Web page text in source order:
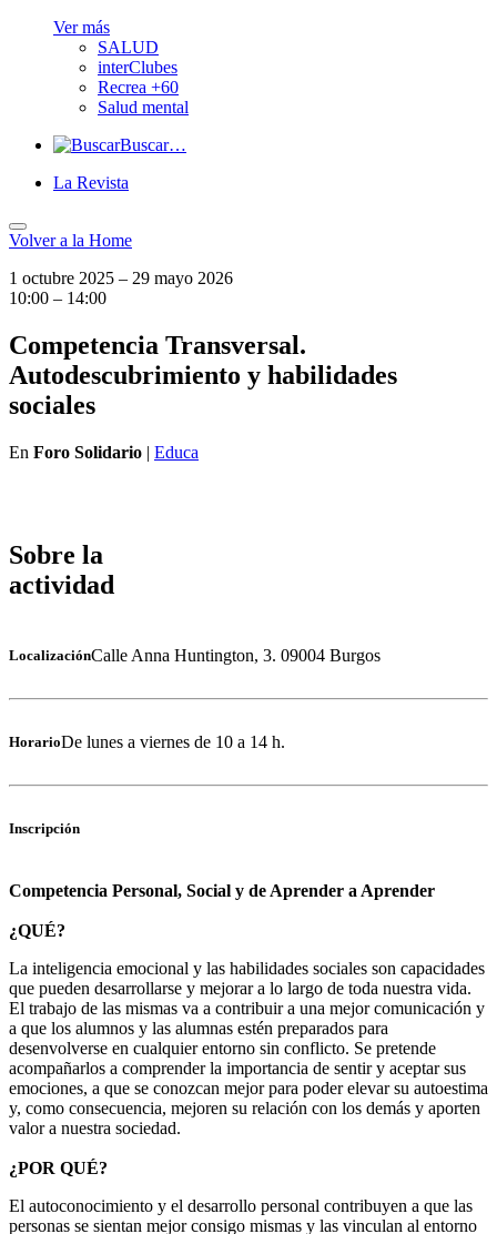
Ver más
SALUD
interClubes
Recrea +60
Salud mental
Buscar…
La Revista
Volver a la Home
1 octubre 2025 – 29 mayo 2026
10:00 – 14:00
Competencia Transversal.
Autodescubrimiento y habilidades
sociales
En Foro Solidario | Educa
Sobre la
actividad
LocalizaciónCalle Anna Huntington, 3. 09004 Burgos
HorarioDe lunes a viernes de 10 a 14 h.
Inscripción
Competencia Personal, Social y de Aprender a Aprender
¿QUÉ?
La inteligencia emocional y las habilidades sociales son capacidades
que pueden desarrollarse y mejorar a lo largo de toda nuestra vida.
El trabajo de las mismas va a contribuir a una mejor comunicación y
a que los alumnos y las alumnas estén preparados para
desenvolverse en cualquier entorno sin conflicto. Se pretende
acompañarlos a comprender la importancia de sentir y aceptar sus
emociones, a que se conozcan mejor para poder elevar su autoestima
y, como consecuencia, mejoren su relación con los demás y aporten
valor a nuestra sociedad.
¿POR QUÉ?
El autoconocimiento y el desarrollo personal contribuyen a que las
personas se sientan mejor consigo mismas y las vinculan al entorno